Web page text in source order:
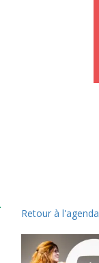
Retour à l'agenda